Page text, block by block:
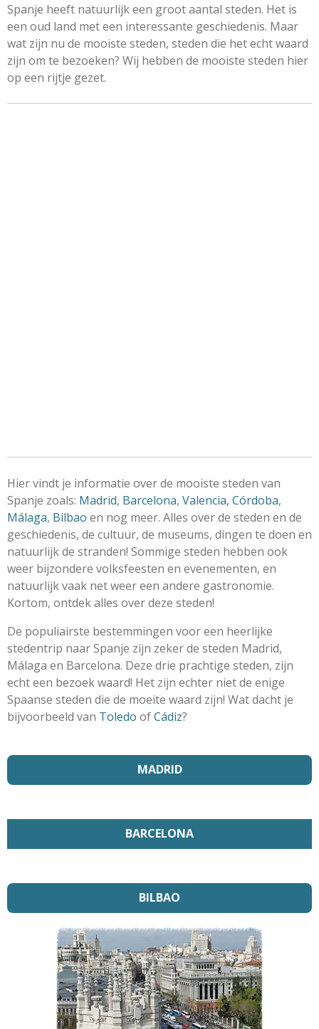
Spanje heeft natuurlijk een groot aantal steden. Het is
een oud land met een interessante geschiedenis. Maar
wat zijn nu de mooiste steden, steden die het echt waard
zijn om te bezoeken? Wij hebben de mooiste steden hier
op een rijtje gezet.
Hier vindt je informatie over de mooiste steden van
Spanje zoals: Madrid, Barcelona, Valencia, Córdoba,
Málaga, Bilbao en nog meer. Alles over de steden en de
geschiedenis, de cultuur, de museums, dingen te doen en
natuurlijk de stranden! Sommige steden hebben ook
weer bijzondere volksfeesten en evenementen, en
natuurlijk vaak net weer een andere gastronomie.
Kortom, ontdek alles over deze steden!
De populiairste bestemmingen voor een heerlijke
stedentrip naar Spanje zijn zeker de steden Madrid,
Málaga en Barcelona. Deze drie prachtige steden, zijn
echt een bezoek waard! Het zijn echter niet de enige
Spaanse steden die de moeite waard zijn! Wat dacht je
bijvoorbeeld van Toledo ofCádiz?
MADRID
BARCELONA
BILBAO